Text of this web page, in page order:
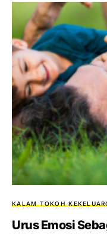
KALAM TOKOH
Urus Emosi